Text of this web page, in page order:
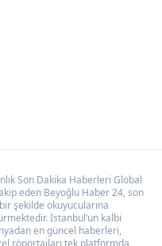
Son Dakika Haberleri Global
eden Beyoğlu Haber 24, son
şekilde okuyucularına
İstanbul’un kalbi
en güncel haberleri,